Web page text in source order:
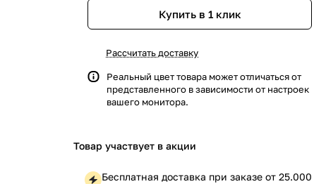
Купить в 1 клик
Рассчитать доставку
Реальный цвет товара может отличаться от
представленного в зависимости от настроек
вашего монитора.
Товар участвует в акции
Бесплатная доставка при заказе от 25.000